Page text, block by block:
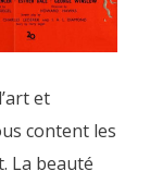
et
content les
La beauté